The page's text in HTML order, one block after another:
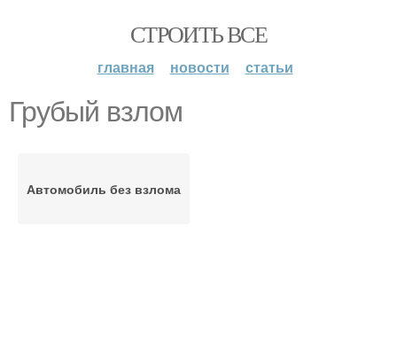
СТРОИТЬ ВСЕ
главная новости статьи
Грубый взлом
Автомобиль без взлома